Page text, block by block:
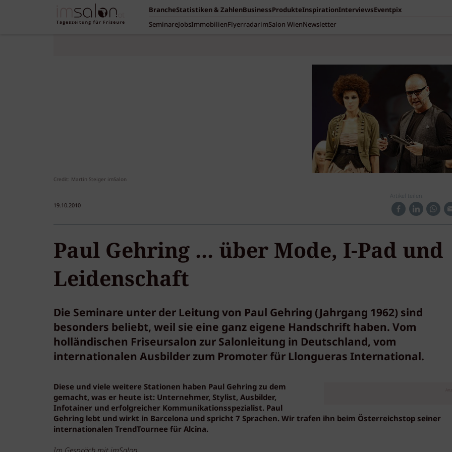
BrancheStatistiken & ZahlenBusinessProdukteInspirationInterviewsEventpix
SeminareJobsImmobilienFlyerradarimSalon WienNewsletter
Credit: Martin Steiger imSalon
19.10.2010
Artikel teilen:
Paul Gehring ... über Mode, I-Pad und
Leidenschaft
Die Seminare unter der Leitung von Paul Gehring (Jahrgang 1962) sind
besonders beliebt, weil sie eine ganz eigene Handschrift haben. Vom
holländischen Friseursalon zur Salonleitung in Deutschland, vom
internationalen Ausbilder zum Promoter für Llongueras International.
Diese und viele weitere Stationen haben Paul Gehring zu dem
gemacht, was er heute ist: Unternehmer, Stylist, Ausbilder,
Infotainer und erfolgreicher Kommunikationsspezialist. Paul
Gehring lebt und wirkt in Barcelona und spricht 7 Sprachen. Wir trafen ihn beim Österreichstop seiner
internationalen TrendTournee für Alcina.